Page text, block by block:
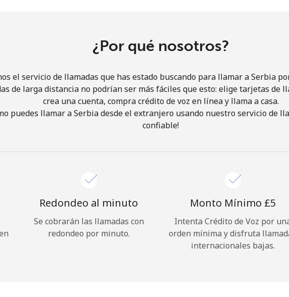
acuerdo con estos
Términos y condiciones.
Únete
¡Hola!
¿Por qué nosotros?
el servicio de llamadas que has estado buscando para llamar a Serbia
de larga distancia no podrían ser más fáciles que esto: elige tarjetas de
crea una cuenta, compra crédito de voz en línea y llama a casa.
puedes llamar a Serbia desde el extranjero usando nuestro servicio de
confiable!
Redondeo al minuto
Se cobrarán las llamadas con
redondeo por minuto.
Monto Mínimo ⁦£5⁩
Intenta Crédito de Voz por
orden mínima y disfruta
internacionales bajas.